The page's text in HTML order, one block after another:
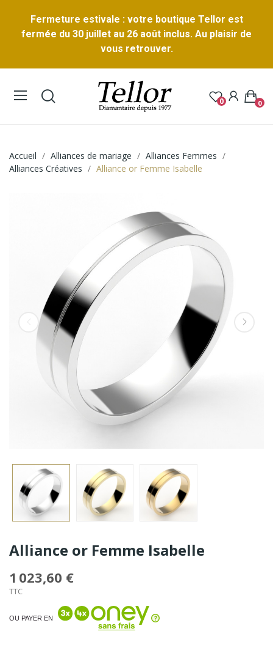
Fermeture estivale : votre boutique Tellor est
fermée du 30 juillet au 26 août inclus. Au plaisir de
vous retrouver.
0 0
Accueil Alliances de mariage
Alliances Femmes
Alliances Créatives
Alliance or Femme Isabelle
Alliance or Femme Isabelle
1 023,60 €
TTC
OU PAYER EN